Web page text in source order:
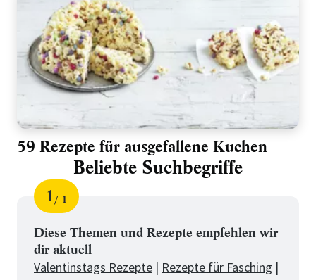
59 Rezepte für ausgefallene Kuchen
Beliebte Suchbegriffe
Schritt
1
von
1
für
Beliebte
Suchbegriffe
Diese Themen und Rezepte empfehlen wir
dir aktuell
Valentinstags Rezepte | Rezepte für Fasching |